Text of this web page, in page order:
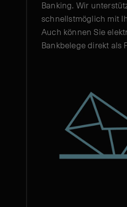
Banking. Wir
schnellstmöglich mit
Auch können Sie
Bankbelege direkt als